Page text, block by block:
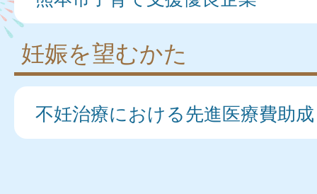
妊娠を望むかた
不妊治療における先進医療費助成